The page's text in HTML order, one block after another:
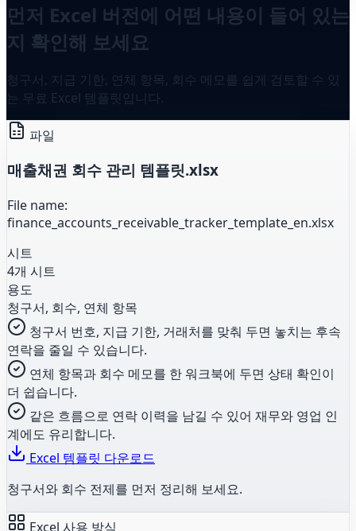
먼저 Excel 버전에 어떤 내용이 들어 있는
지 확인해 보세요
청구서, 지급 기한, 연체 항목, 회수 메모를 쉽게 검토할 수 있
는 무료 Excel 템플릿입니다.
파일
매출채권 회수 관리 템플릿.xlsx
File name:
finance_accounts_receivable_tracker_template_en.xlsx
시트
4개 시트
용도
청구서, 회수, 연체 항목
청구서 번호, 지급 기한, 거래처를 맞춰 두면 놓치는 후속
연락을 줄일 수 있습니다.
연체 항목과 회수 메모를 한 워크북에 두면 상태 확인이
더 쉽습니다.
같은 흐름으로 연락 이력을 남길 수 있어 재무와 영업 인
계에도 유리합니다.
Excel 템플릿 다운로드
청구서와 회수 전제를 먼저 정리해 보세요.
Excel 사용 방식